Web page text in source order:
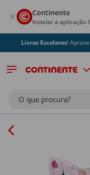
Continente
Instalar a aplicação
Livros Escolares!
O que procura?